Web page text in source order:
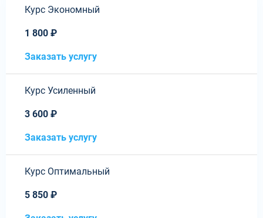
Курс Экономный
1 800 ₽
Заказать услугу
Курс Усиленный
3 600 ₽
Заказать услугу
Курс Оптимальный
5 850 ₽